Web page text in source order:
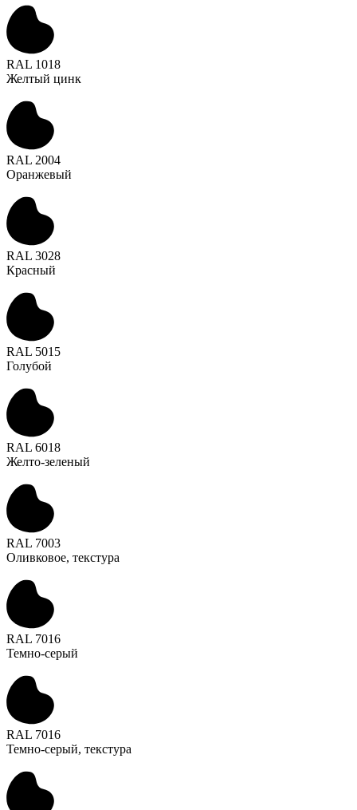
RAL 1018
Желтый цинк
RAL 2004
Оранжевый
RAL 3028
Красный
RAL 5015
Голубой
RAL 6018
Желто-зеленый
RAL 7003
Оливковое, текстура
RAL 7016
Темно-серый
RAL 7016
Темно-серый, текстура